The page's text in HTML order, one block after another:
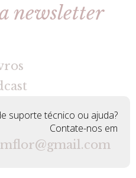
newsletter
suporte técnico ou ajuda?
Contate-nos em